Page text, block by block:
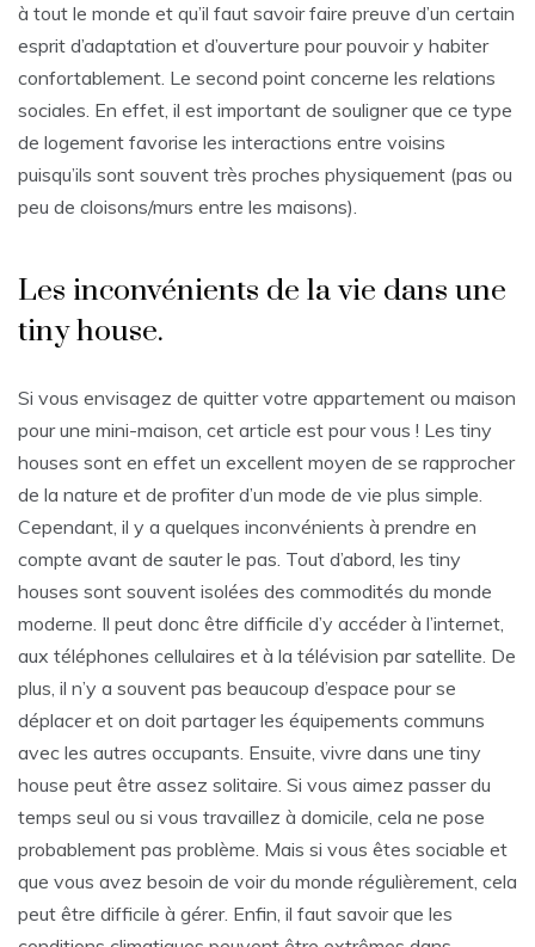
à tout le monde et qu’il faut savoir faire preuve d’un certain
esprit d’adaptation et d’ouverture pour pouvoir y habiter
confortablement. Le second point concerne les relations
sociales. En effet, il est important de souligner que ce type
de logement favorise les interactions entre voisins
puisqu’ils sont souvent très proches physiquement (pas ou
peu de cloisons/murs entre les maisons).
Les inconvénients de la vie dans une
tiny house.
Si vous envisagez de quitter votre appartement ou maison
pour une mini-maison, cet article est pour vous ! Les tiny
houses sont en effet un excellent moyen de se rapprocher
de la nature et de profiter d’un mode de vie plus simple.
Cependant, il y a quelques inconvénients à prendre en
compte avant de sauter le pas. Tout d’abord, les tiny
houses sont souvent isolées des commodités du monde
moderne. Il peut donc être difficile d’y accéder à l’internet,
aux téléphones cellulaires et à la télévision par satellite. De
plus, il n’y a souvent pas beaucoup d’espace pour se
déplacer et on doit partager les équipements communs
avec les autres occupants. Ensuite, vivre dans une tiny
house peut être assez solitaire. Si vous aimez passer du
temps seul ou si vous travaillez à domicile, cela ne pose
probablement pas problème. Mais si vous êtes sociable et
que vous avez besoin de voir du monde régulièrement, cela
peut être difficile à gérer. Enfin, il faut savoir que les